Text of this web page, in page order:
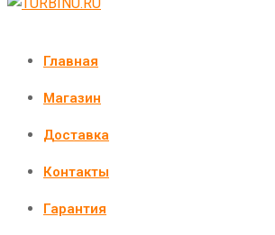
Главная
Магазин
Доставка
Контакты
Гарантия